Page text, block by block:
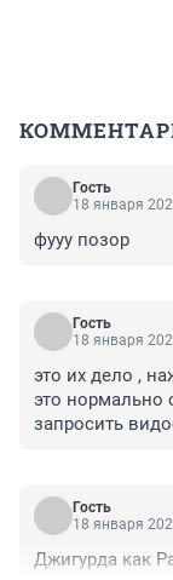
Гость
18 января
фууу позор
Гость
18 января
это их дело ,
это нормально
запросить
Гость
18 января
Джигурда как